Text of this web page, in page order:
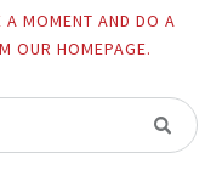
A MOMENT AND DO A
OUR HOMEPAGE.